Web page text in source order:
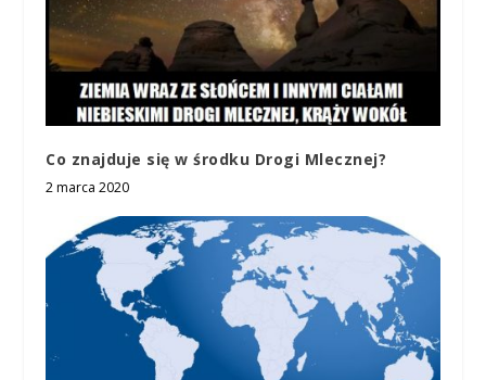
Co znajduje się w środku Drogi Mlecznej?
2 marca 2020